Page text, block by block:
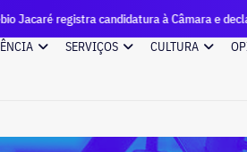
candidatura à Câmara e declara patrimônio
SERVIÇOS CULTURA